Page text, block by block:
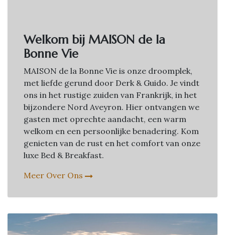
Welkom bij MAISON de la
Bonne Vie
MAISON de la Bonne Vie is onze droomplek,
met liefde gerund door Derk & Guido. Je vindt
ons in het rustige zuiden van Frankrijk, in het
bijzondere Nord Aveyron. Hier ontvangen we
gasten met oprechte aandacht, een warm
welkom en een persoonlijke benadering. Kom
genieten van de rust en het comfort van onze
luxe Bed & Breakfast.
Meer Over Ons